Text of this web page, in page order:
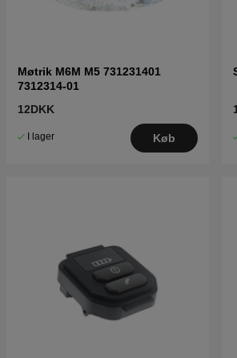
Møtrik M6M M5 731231401
7312314-01
12DKK
I lager Køb